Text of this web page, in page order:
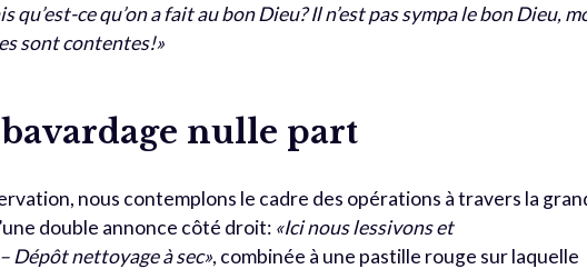
qu’est-ce qu’on a fait au bon Dieu? Il n’est pas sympa le bon Dieu,
sont contentes!»
nulle part
nous contemplons le cadre des opérations à travers la
double annonce côté droit: «Ici nous lessivons et
Dépôt nettoyage à sec», combinée à une pastille rouge sur laquelle